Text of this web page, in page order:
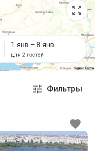
1 янв – 8 янв
для 2 гостей
Фильтры